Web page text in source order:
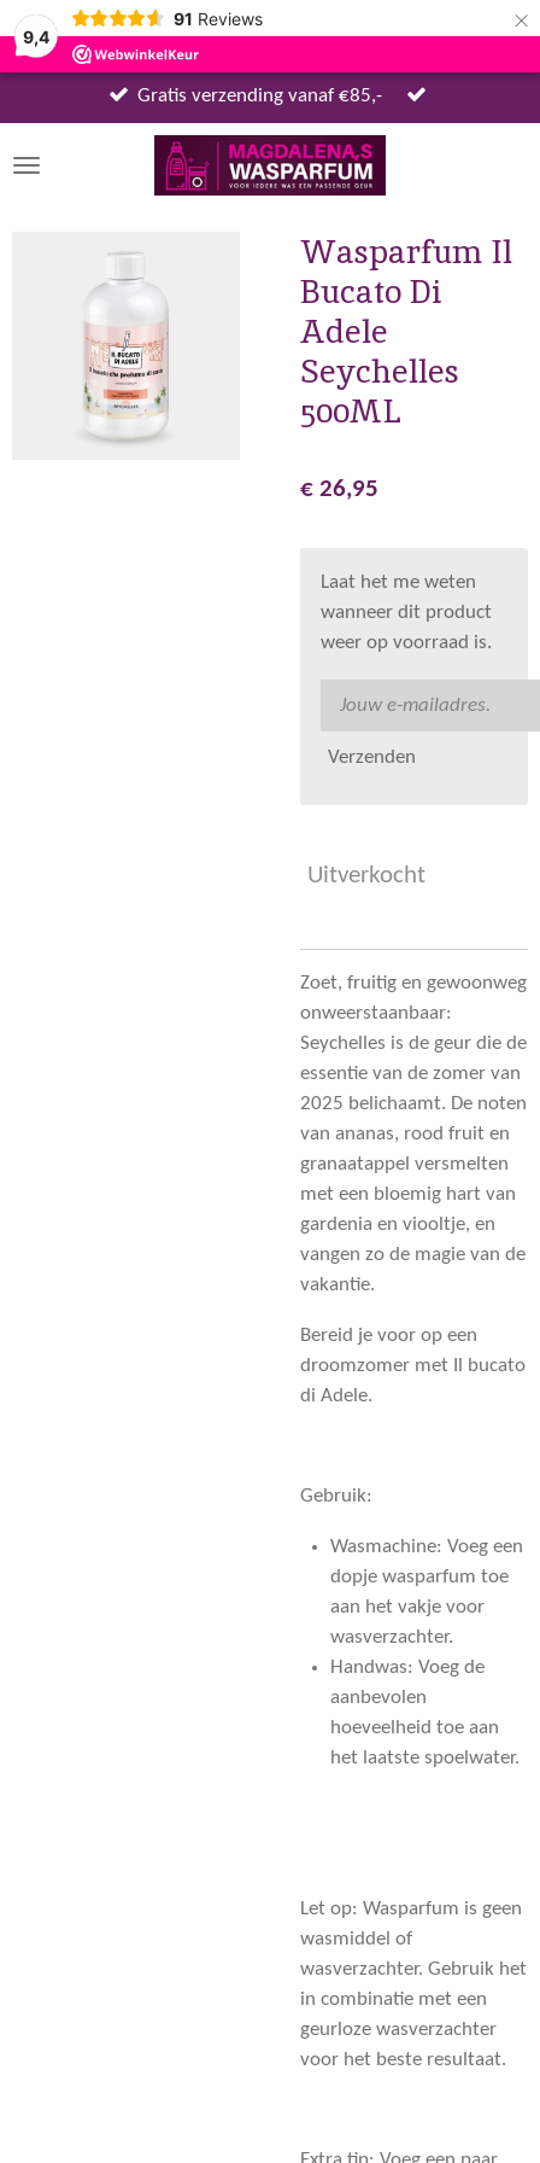
9,4
91 Reviews ×
Gratis verzending vanaf €85,-
Wasparfum Il
Bucato Di
Adele
Seychelles
500ML
€ 26,95
Laat het me weten
wanneer dit product
weer op voorraad is.
Verzenden
Uitverkocht
Zoet, fruitig en gewoonweg
onweerstaanbaar:
Seychelles is de geur die de
essentie van de zomer van
2025 belichaamt. De noten
van ananas, rood fruit en
granaatappel versmelten
met een bloemig hart van
gardenia en viooltje, en
vangen zo de magie van de
vakantie.
Bereid je voor op een
droomzomer met Il bucato
di Adele.
Gebruik:
Wasmachine: Voeg een
dopje wasparfum toe
aan het vakje voor
wasverzachter.
Handwas: Voeg de
aanbevolen
hoeveelheid toe aan
het laatste spoelwater.
Let op: Wasparfum is geen
wasmiddel of
wasverzachter. Gebruik het
in combinatie met een
geurloze wasverzachter
voor het beste resultaat.